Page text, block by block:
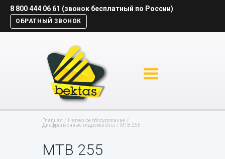
8 800 444 06 61 (звонок бесплатный по России)
ОБРАТНЫЙ ЗВОНОК
Главная
Навесное оборудование
Диафрагменные гидромолоты
MTB 255
MTB 255